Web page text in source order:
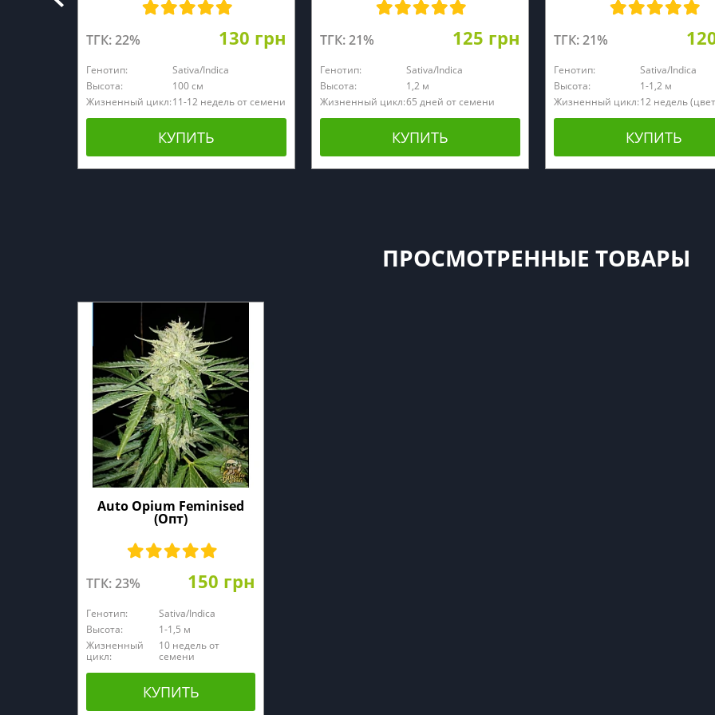
ТГК: 22% 130 грн
Генотип:
Sativa/Indica
Высота:
100 см
Жизненный цикл:11-12 недель от семени
КУПИТЬ
ТГК: 21% 125 грн
Генотип:
Sativa/Indica
Высота:
1,2 м
Жизненный цикл:65 дней от семени
КУПИТЬ
ТГК: 21%
Генотип:
Sativa/Indica
Высота:
1-1,2 м
Жизненный цикл:12 недель
КУПИТЬ
ПРОСМОТРЕННЫЕ ТОВАРЫ
Auto Opium Feminised
(Опт)
ТГК: 23% 150 грн
Генотип:
Sativa/Indica
Высота:
1-1,5 м
Жизненный
цикл:
10 недель от
семени
КУПИТЬ